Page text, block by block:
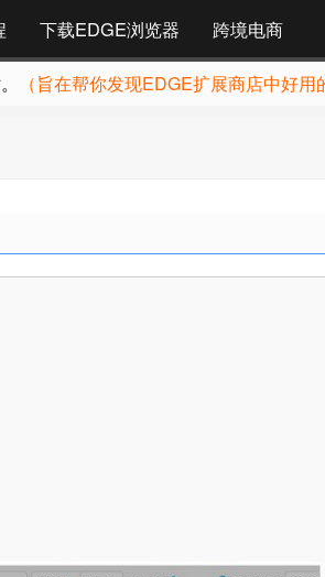
下载EDGE浏览器 跨境电商
（旨在帮你发现EDGE扩展商店中好